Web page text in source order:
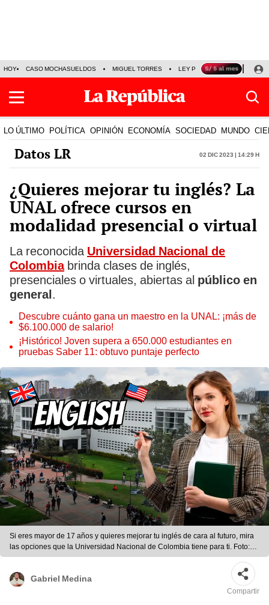
HOY CASO MOCHASUELDOS MIGUEL TORRES LEY PULPÍN PRECIO DEL
LO ÚLTIMO POLÍTICA OPINIÓN ECONOMÍA SOCIEDAD MUNDO
Datos LR 02 Dic 2023 | 14:29 h
¿Quieres mejorar tu inglés? La
UNAL ofrece cursos en
modalidad presencial o virtual
La reconocida Universidad Nacional de
Colombiabrinda clases de inglés,
presenciales o virtuales, abiertas al público en
general.
Descubre cuánto gana un maestro en la UNAL: ¡más de
$6.100.000 de salario!
¡Histórico! Joven supera a 650.000 estudiantes en
pruebas Saber 11: obtuvo puntaje perfecto
Si eres mayor de 17 años y quieres mejorar tu inglés de cara al futuro, mira
las opciones que la Universidad Nacional de Colombia tiene para ti. Foto:
composición LR/UNAL/Freepik
Gabriel Medina
Compartir